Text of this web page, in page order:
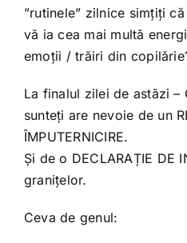
”rutinele” zilnice simțiți
vă ia cea mai multă
emoții / trăiri din
La finalul zilei de astăzi –
sunteți are nevoie de un
ÎMPUTERNICIRE.
Și de o DECLARAȚIE DE
granițelor.
Ceva de genul: